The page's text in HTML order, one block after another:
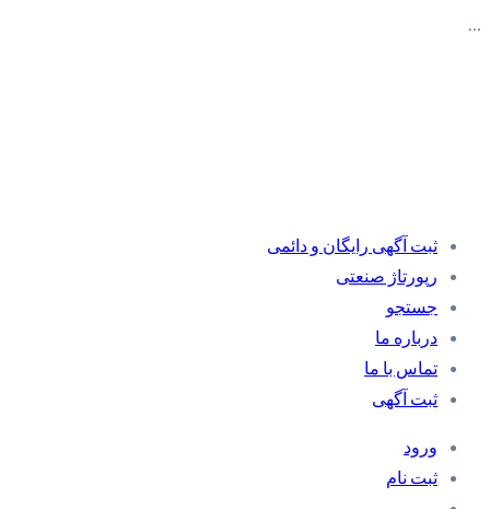
…
ثبت آگهی رایگان و دائمی
رپورتاژ صنعتی
جستجو
درباره ما
تماس با ما
ثبت آگهی
ورود
ثبت نام